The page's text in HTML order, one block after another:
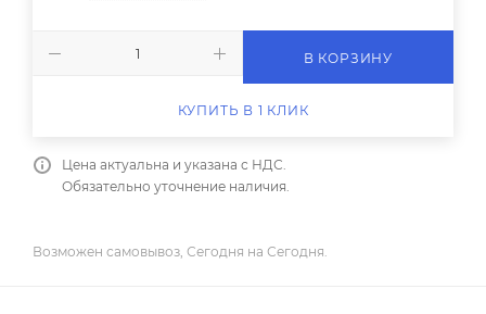
В КОРЗИНУ
КУПИТЬ В 1 КЛИК
Цена актуальна и указана с НДС.
Обязательно уточнение наличия.
Возможен самовывоз, Сегодня на Сегодня.